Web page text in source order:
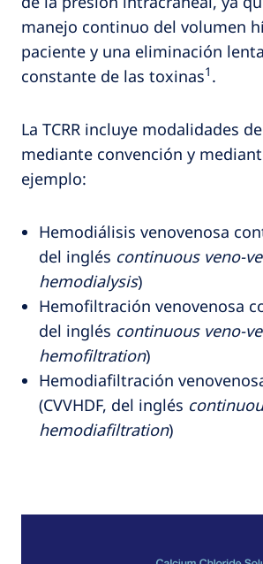
manejo continuo del volumen
paciente y una eliminación
constante de las toxinas1 .
La TCRR incluye modalidades
mediante convención y
ejemplo:
Hemodiálisis venovenosa
del inglés continuous veno-
hemodialysis)
Hemofiltración venovenosa
del inglés continuous veno-
hemofiltration)
Hemodiafiltración
(CVVHDF, del inglés
hemodiafiltration)